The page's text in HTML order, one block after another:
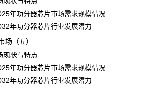
分器芯片市场需求规模情况
分器芯片行业发展潜力
（五）
与特点
分器芯片市场需求规模情况
分器芯片行业发展潜力